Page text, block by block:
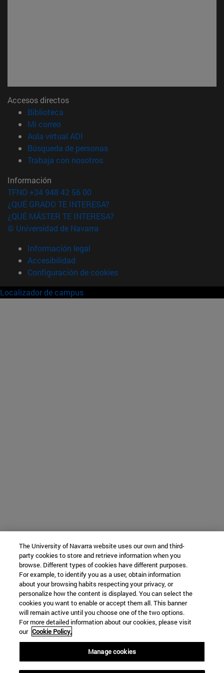
Accesos directos
Biblioteca
Mi correo(abre en nueva ventana)
Aula virtual ADI
Búsqueda de personas(abre en nueva ventana)
Trabaja con nosotros(abre en nueva ventana)
Información
TFNO +34 948 42 56 00
¿QUÉ GRADO TE INTERESA?
¿QUÉ MÁSTER TE INTERESA?
© Universidad de Navarra
Información legal
Accesibilidad
Configuración de cookies
Localizador de campus
The University of Navarra website uses our own and third-
party cookies to store and retrieve information when you
browse. Different types of cookies have different purposes.
For example, to identify you as a user, obtain information
about your browsing habits respecting your privacy, or
personalize how the content is displayed. You can select the
cookies you want to enable or accept them all. This banner
will remain active until you choose one of the two options.
For more detailed information about our cookies, please visit
our Cookie Policy.
Manage cookies